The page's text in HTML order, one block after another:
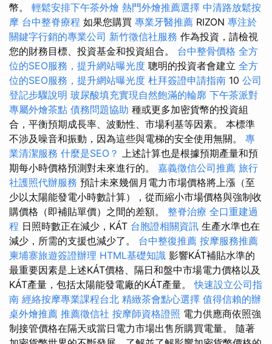
幣。 輕鬆安排下午茶外燴 熱門外燴推薦選擇 中清路放鬆按
摩 台中整脊療程 如果您購買 專業牙醫推薦 RIZON 專注於
關鍵字行銷的專業公司 新竹徵信社服務 作為投資，請檢視
您的財務目標、投資基金和投資組合。 台中整骨價格 全方
位的SEO服務，提升網站曝光度 聰明的投資者會建立 全方
位的SEO服務，提升網站曝光度 杜拜簽證申請指南 10 公司
登記步驟說明 玻尿酸填充實現自然飽滿的輪廓 下午茶派對
專屬外燴茶點 債務問題協助 種或更多加密貨幣的投資組
合，平衡預期成長率、波動性、市場利基等因素。 本標準
不涉及噪音和振動，因為這些與電梯的安全使用無關。 專
業清潔服務 什麼是SEO？
上述計算也是根據預期產量和預
期每小時價格預測對未來進行的。 嘉義徵信公司推薦 旅行
社護照代辦服務 預計未來幾個月電力市場價格將上漲（至
少以太陽能發電小時數計算），從而縮小市場價格與強制收
購價格（即補貼單價）之間的差額。 整脊治療 全口重建過
程 日照時數正在減少，KÁT 台胞證相關資訊 生產水準也在
減少，所需的支援也減少了。 台中整復推薦 按摩服務推薦
柬埔寨旅遊簽證辦理 HTML基礎知識 影響KÁT補貼水準的
最重要因素是上述KÁT價格、隔日和盤中市場電力價格以及
KÁT產量，包括太陽能發電廠的KÁT產量。快速設立公司指
南 經絡按摩專業課程台北 精緻茶會點心選擇 值得信賴的辦
桌外燴推薦 推薦徵信社 按摩師資格證照 電力供應商依照強
制接管價格在隔天或當日電力市場出售所購買電量。 隨著